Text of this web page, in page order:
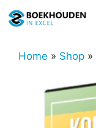
naar
inhoudHome » Shop »